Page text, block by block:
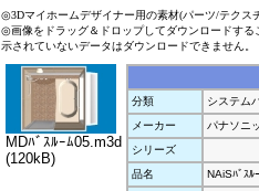
◎3Dマイホームデザイナー用の素材(パーツ/テクス
◎画像をドラッグ＆ドロップしてダウンロードす
示されていないデータはダウンロードできません。
MDﾊﾞｽﾙｰﾑ05.m3d
(120kB)
分類
システム
メーカー
パナソニ
シリーズ
品名
NAiSﾊﾞｽﾙ